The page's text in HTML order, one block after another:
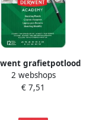
grafietpotlood
blik van 12 stuks:
4B-3B-2B-B-HB-H-2H-
2 webshops
€ 7,51